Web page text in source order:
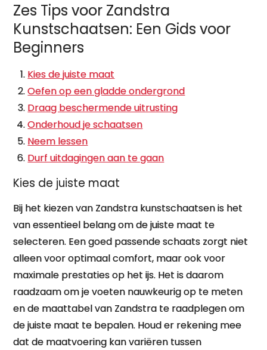
Zes Tips voor Zandstra
Kunstschaatsen: Een Gids voor
Beginners
Kies de juiste maat
Oefen op een gladde ondergrond
Draag beschermende uitrusting
Onderhoud je schaatsen
Neem lessen
Durf uitdagingen aan te gaan
Kies de juiste maat
Bij het kiezen van Zandstra kunstschaatsen is het
van essentieel belang om de juiste maat te
selecteren. Een goed passende schaats zorgt niet
alleen voor optimaal comfort, maar ook voor
maximale prestaties op het ijs. Het is daarom
raadzaam om je voeten nauwkeurig op te meten
en de maattabel van Zandstra te raadplegen om
de juiste maat te bepalen. Houd er rekening mee
dat de maatvoering kan variëren tussen